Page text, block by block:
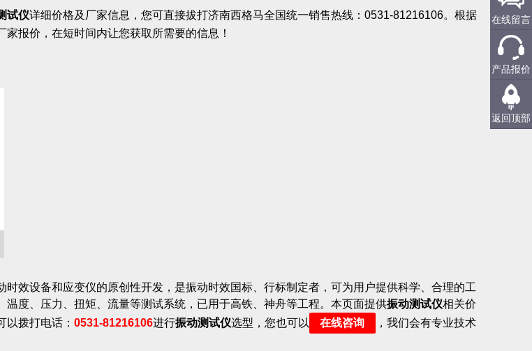
试仪详细价格及厂家信息，您可直接拔打济南西格马全国统一销售热线：0531-81216106。根据
报价，在短时间内让您获取所需要的信息！
时效设备和应变仪的原创性开发，是振动时效国标、行标制定者，可为用户提供科学、合理的工
温度、压力、扭矩、流量等测试系统，已用于高铁、神舟等工程。本页面提供振动测试仪相关价
以拨打电话： 0531-81216106进行振动测试仪选型，您也可以 在线咨询
，我们会有专业技术
在线留言
产品报价
返回顶部